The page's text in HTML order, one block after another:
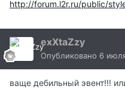
http://forum.l2r.ru/public/
exXtaZzy
Опубликовано 6
ваще дебильный эвент!!!